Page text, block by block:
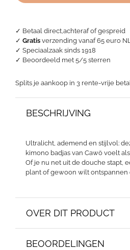
✓ Betaal direct,achteraf of gespreid
✓ Gratis verzending vanaf 65 euro NL
✓ Speciaalzaak sinds 1918
✓ Beoordeeld met 5/5 sterren
Splits je aankoop in 3 rente-vrije
BESCHRIJVING
Ultralicht, ademend en stijlvol:
kimono badjas van Cawö voelt
Of je nu net uit de douche stapt,
plant of gewoon wilt ontspannen
OVER DIT PRODUCT
BEOORDELINGEN